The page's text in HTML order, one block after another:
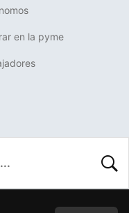
en la pyme